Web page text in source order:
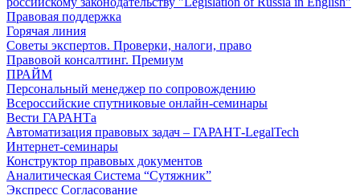
Правовая поддержка
Горячая линия
Советы экспертов. Проверки, налоги, право
Правовой консалтинг. Премиум
ПРАЙМ
Персональный менеджер по сопровождению
Всероссийские спутниковые онлайн-семинары
Вести ГАРАНТа
Автоматизация правовых задач – ГАРАНТ-LegalTech
Интернет-семинары
Конструктор правовых документов
Аналитическая Система “Сутяжник”
Экспресс Согласование